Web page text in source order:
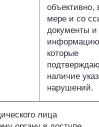
объективно,
мере и со
документы и
которые
наличие
нарушений.
лица